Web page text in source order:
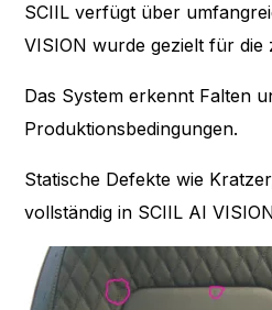
SCIIL verfügt über
VISION wurde gezielt für
Das System erkennt Falten
Produktionsbedingungen.
Statische Defekte wie
vollständig in SCIIL AI